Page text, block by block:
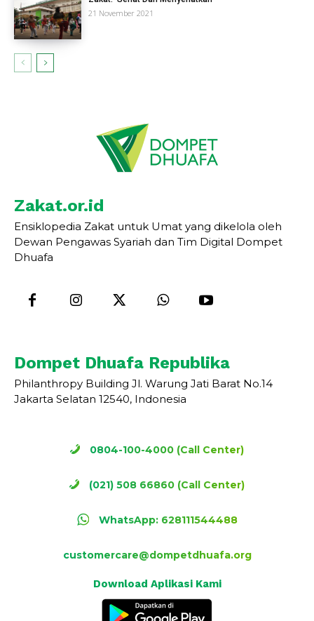
21 November 2021
Zakat.or.id
Ensiklopedia Zakat untuk Umat yang dikelola oleh
Dewan Pengawas Syariah dan Tim Digital Dompet
Dhuafa
Dompet Dhuafa Republika
Philanthropy Building Jl. Warung Jati Barat No.14
Jakarta Selatan 12540, Indonesia
0804-100-4000 (Call Center)
(021) 508 66860 (Call Center)
WhatsApp: 628111544488
customercare@dompetdhuafa.org
Download Aplikasi Kami